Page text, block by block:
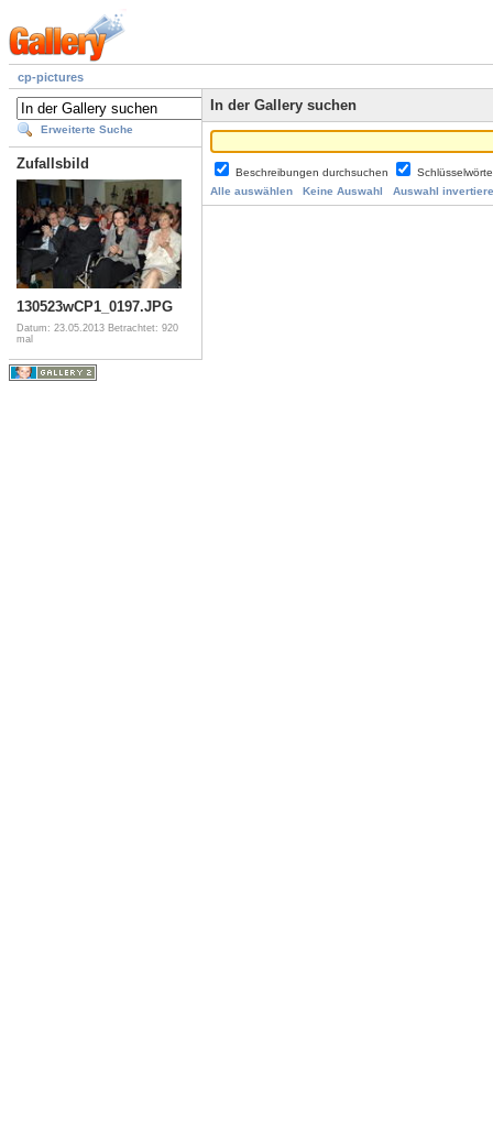
cp-pictures
Erweiterte Suche
Zufallsbild
130523wCP1_0197.JPG
Datum: 23.05.2013 Betrachtet: 920
mal
In der Gallery suchen
Beschreibungen durchsuchen
Alle auswählen
Keine Auswahl Auswahl